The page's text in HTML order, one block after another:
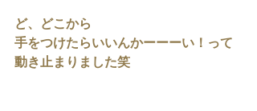
ど、どこから
手をつけたらいいんかーーーい！って
動き止まりました笑